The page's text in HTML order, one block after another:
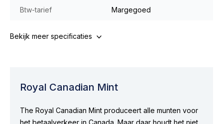
Btw-tarief Margegoed
Bekijk meer specificaties
Royal Canadian Mint
The Royal Canadian Mint produceert alle munten voor
het betaalverkeer in Canada. Maar daar houdt het niet